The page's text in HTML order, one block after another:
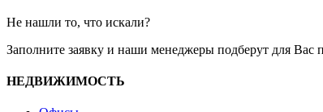
Не нашли то, что искали?
Заполните заявку и наши менеджеры подберут для Вас
НЕДВИЖИМОСТЬ